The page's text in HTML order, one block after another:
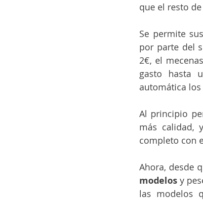
que el resto
Se permite
por parte del
2€, el
gasto hasta
automática
Al principio
más calidad,
completo con
Ahora, desde
modelos y
las modelos